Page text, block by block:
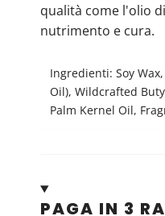
qualità come l'olio
nutrimento e cura.
Ingredienti: Soy
Oil), Wildcrafted
Palm Kernel Oil,
PAGA IN 3